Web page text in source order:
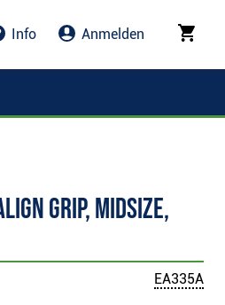
Info Anmelden
Grip, MIDSIZE,
EA335A